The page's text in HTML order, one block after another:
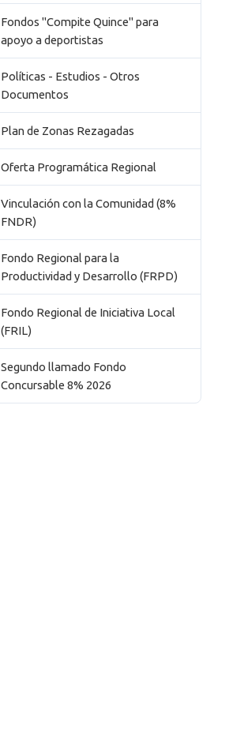
Fondos "Compite Quince" para
apoyo a deportistas
Políticas - Estudios - Otros
Documentos
Plan de Zonas Rezagadas
Oferta Programática Regional
Vinculación con la Comunidad (8%
FNDR)
Fondo Regional para la
Productividad y Desarrollo (FRPD)
Fondo Regional de Iniciativa Local
(FRIL)
Segundo llamado Fondo
Concursable 8% 2026